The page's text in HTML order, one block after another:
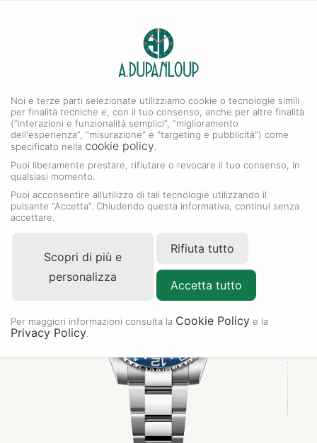
Collezione GMT-Master II
Noi e terze parti selezionate utilizziamo cookie o tecnologie simili
per finalità tecniche e, con il tuo consenso, anche per altre finalità
(“interazioni e funzionalità semplici”, “miglioramento
dell'esperienza”, “misurazione” e “targeting e pubblicità”) come
specificato nella cookie policy
Puoi liberamente prestare, rifiutare o revocare il tuo consenso, in
qualsiasi momento.
Puoi acconsentire all’utilizzo di tali tecnologie utilizzando il
pulsante “Accetta”. Chiudendo questa informativa, continui senza
accettare.
Scopri di più e
personalizza
Rifiuta tutto
Accetta tutto
Per maggiori informazioni consulta la Cookie Policy e la
Privacy Policy